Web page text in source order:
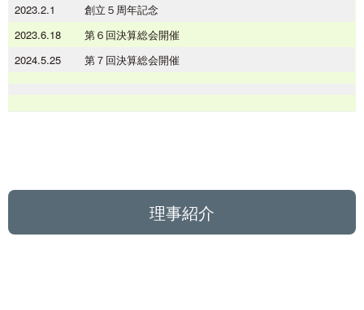
2023.2.1
創立５周年記念
2023.6.18
第６回決算総会開催
2024.5.25
第７回決算総会開催
理事紹介